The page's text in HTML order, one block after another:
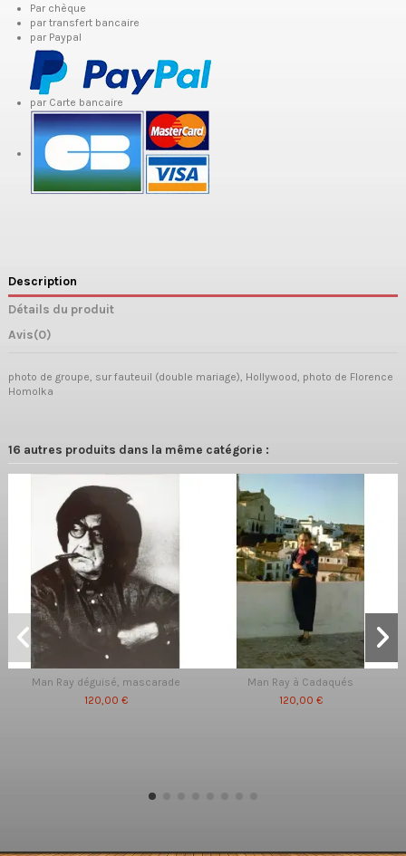
Par chèque
par transfert bancaire
par Paypal
par Carte bancaire
Description
Détails du produit
Avis(0)
photo de groupe, sur fauteuil (double mariage), Hollywood, photo de Florence
Homolka
16 autres produits dans la même catégorie :
Man Ray déguisé, mascarade
120,00 €
Man Ray à Cadaqués
120,00 €